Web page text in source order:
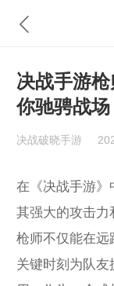
决战手游
你驰骋战场
决战破晓手游
在《决战手游》
其强大的攻击力
枪师不仅能在远
关键时刻为队